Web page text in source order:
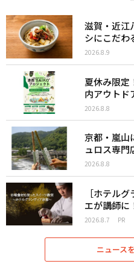
滋賀・近江
シにこだわ
2026.8.9
夏休み限定
内アウトド
2026.8.8
京都・嵐山
ュロス専門
2026.8.8
［ホテル
エが講師に
2026.8.7 PR
ニュース